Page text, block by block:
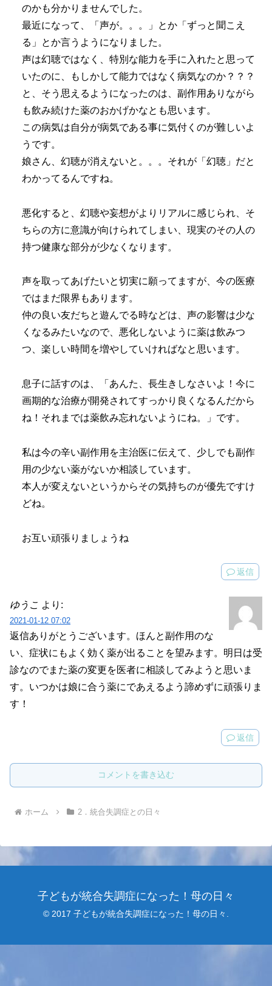
のかも分かりませんでした。
最近になって、「声が。。。」とか「ずっと聞こえ
る」とか言うようになりました。
声は幻聴ではなく、特別な能力を手に入れたと思って
いたのに、もしかして能力ではなく病気なのか？？？
と、そう思えるようになったのは、副作用ありながら
も飲み続けた薬のおかげかなとも思います。
この病気は自分が病気である事に気付くのが難しいよ
うです。
娘さん、幻聴が消えないと。。。それが「幻聴」だと
わかってるんですね。
悪化すると、幻聴や妄想がよりリアルに感じられ、そ
ちらの方に意識が向けられてしまい、現実のその人の
持つ健康な部分が少なくなります。
声を取ってあげたいと切実に願ってますが、今の医療
ではまだ限界もあります。
仲の良い友だちと遊んでる時などは、声の影響は少な
くなるみたいなので、悪化しないように薬は飲みつ
つ、楽しい時間を増やしていければなと思います。
息子に話すのは、「あんた、長生きしなさいよ！今に
画期的な治療が開発されてすっかり良くなるんだから
ね！それまでは薬飲み忘れないようにね。」です。
私は今の辛い副作用を主治医に伝えて、少しでも副作
用の少ない薬がないか相談しています。
本人が変えないというからその気持ちのが優先ですけ
どね。
お互い頑張りましょうね
返信
ゆうこ より:
2021-01-12 07:02
返信ありがとうございます。ほんと副作用のな
い、症状にもよく効く薬が出ることを望みます。明日は受
診なのでまた薬の変更を医者に相談してみようと思いま
す。いつかは娘に合う薬にであえるよう諦めずに頑張りま
す！
返信
コメントを書き込む
ホーム 2．統合失調症との日々
子どもが統合失調症になった！母の日々
© 2017 子どもが統合失調症になった！母の日々.